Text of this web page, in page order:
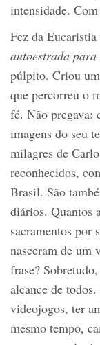
intensidade.
Fez da
autoestrada para
púlpito. Criou
que percorreu o
fé. Não pregava:
imagens do seu
milagres de
reconhecidos,
Brasil. São
diários. Quantos
sacramentos por
nasceram de um
frase?
alcance de
videojogos, ter
mesmo tempo,